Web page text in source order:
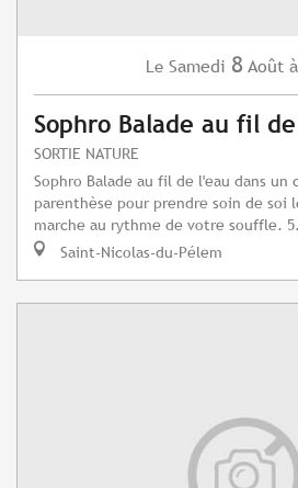
Le Samedi 8 Août
Sophro Balade au fil
SORTIE NATURE
Sophro Balade au fil de l'eau dans un
parenthèse pour prendre soin de soi
marche au rythme de votre souffle.
Saint-Nicolas-du-Pélem